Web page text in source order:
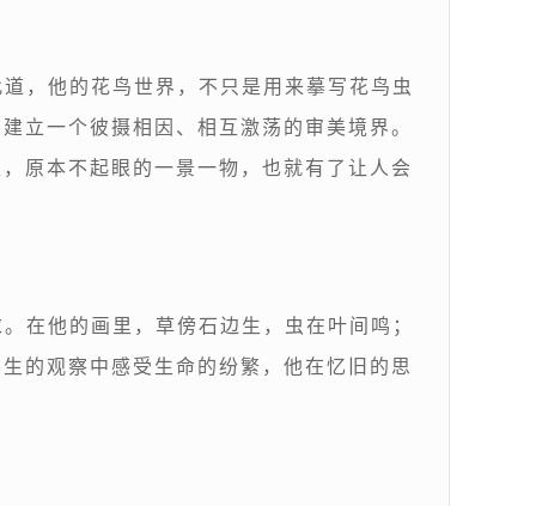
，他的花鸟世界，不只是用来摹写花鸟虫
立一个彼摄相因、相互激荡的审美境界。
原本不起眼的一景一物，也就有了让人会
在他的画里，草傍石边生，虫在叶间鸣；
的观察中感受生命的纷繁，他在忆旧的思